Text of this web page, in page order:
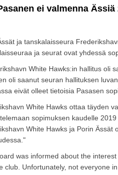
ei valmenna Ässiä
ja tanskalaisseura
ja seurat ovat yhdessä
White Hawks:in hallitus oli
oli saanut seuran hallituksen
eivät olleet tietoisia Pasasen
White Hawks ottaa täyden
sopimuksen kaudelle
White Hawks ja Porin
was informed about the
club. Unfortunately, not everyone